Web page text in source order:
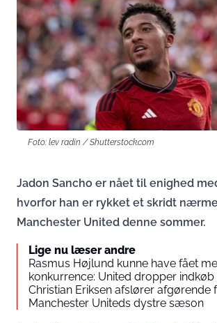
Foto: lev radin / Shutterstock.com
Jadon Sancho er nået til enighed
hvorfor han er rykket et skridt
Manchester United denne sommer.
Lige nu læser andre
Rasmus Højlund kunne have fået
konkurrence: United dropper
Christian Eriksen afslører afgørende
Manchester Uniteds dystre sæson